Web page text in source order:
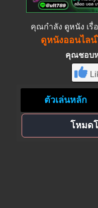
คุณกำลัง ดูหนัง เรื่
ดูหนังออนไล
คุณชอบห
ตัวเล่นหลัก
โหมด